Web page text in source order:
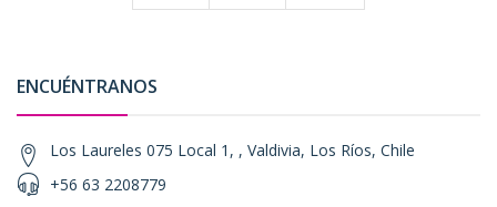
ENCUÉNTRANOS
Los Laureles 075 Local 1, , Valdivia, Los Ríos, Chile
+56 63 2208779